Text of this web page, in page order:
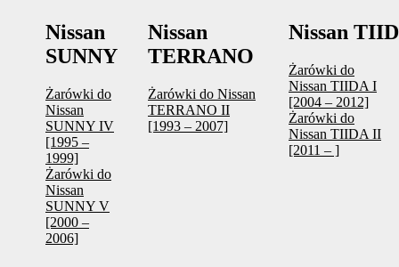
Nissan
SUNNY
Żarówki do
Nissan
SUNNY IV
[1995 –
1999]
Żarówki do
Nissan
SUNNY V
[2000 –
2006]
Nissan
TERRANO
Żarówki do Nissan
TERRANO II
[1993 – 2007]
Nissan
Żarówki do
Nissan TIIDA I
[2004 – 2012]
Żarówki do
Nissan TIIDA II
[2011 – ]